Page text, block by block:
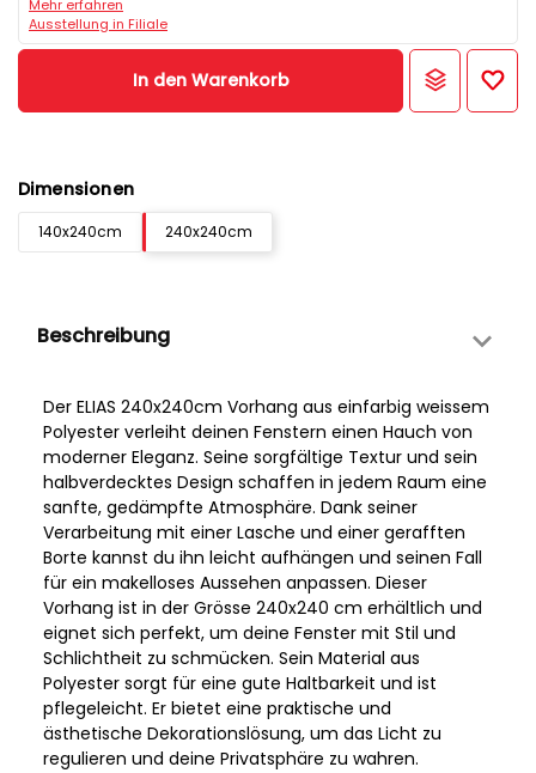
Mehr erfahren
Ausstellung in Filiale
In den Warenkorb
Dimensionen
140x240cm 240x240cm
Beschreibung
Der ELIAS 240x240cm Vorhang aus einfarbig weissem
Polyester verleiht deinen Fenstern einen Hauch von
moderner Eleganz. Seine sorgfältige Textur und sein
halbverdecktes Design schaffen in jedem Raum eine
sanfte, gedämpfte Atmosphäre. Dank seiner
Verarbeitung mit einer Lasche und einer gerafften
Borte kannst du ihn leicht aufhängen und seinen Fall
für ein makelloses Aussehen anpassen. Dieser
Vorhang ist in der Grösse 240x240 cm erhältlich und
eignet sich perfekt, um deine Fenster mit Stil und
Schlichtheit zu schmücken. Sein Material aus
Polyester sorgt für eine gute Haltbarkeit und ist
pflegeleicht. Er bietet eine praktische und
ästhetische Dekorationslösung, um das Licht zu
regulieren und deine Privatsphäre zu wahren.